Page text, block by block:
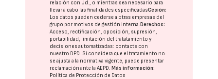
relación con Ud., o mientras sea necesario para
llevar a cabo las finalidades especificadasCesión:
Los datos pueden cederse a otras empresas del
grupo por motivos de gestión interna.Derechos:
Acceso, rectificación, oposición, supresión,
portabilidad, limitación del tratatamiento y
decisiones automatizadas: contacte con
nuestro DPD. Si considera que el tratamiento no
se ajusta a la normativa vigente, puede presentar
reclamación ante laAEPD.Más información:
Política de Protección de Datos